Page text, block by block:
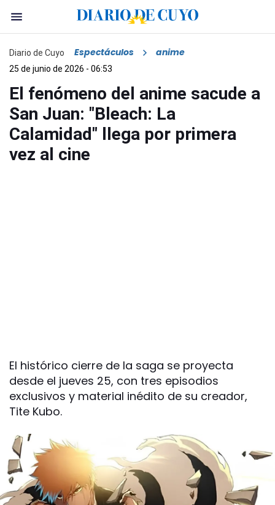
Diario de Cuyo Espectáculos anime
25 de junio de 2026 - 06:53
El fenómeno del anime sacude a
San Juan: "Bleach: La
Calamidad" llega por primera
vez al cine
El histórico cierre de la saga se proyecta
desde el jueves 25, con tres episodios
exclusivos y material inédito de su creador,
Tite Kubo.